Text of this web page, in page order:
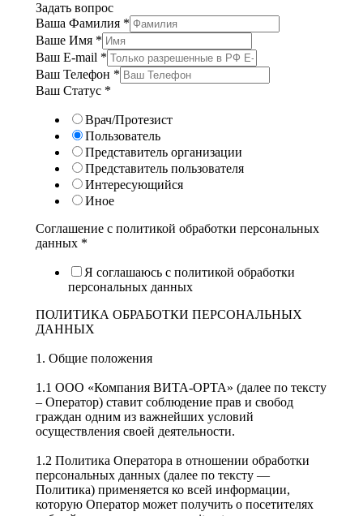
Задать вопрос
Ваша Фамилия *
Ваше Имя *
Ваш E-mail *
Ваш Телефон *
Ваш Статус *
Врач/Протезист
Пользователь
Представитель организации
Представитель пользователя
Интересующийся
Иное
Соглашение с политикой обработки персональных
данных *
Я соглашаюсь с политикой обработки
персональных данных
ПОЛИТИКА ОБРАБОТКИ ПЕРСОНАЛЬНЫХ
ДАННЫХ
1. Общие положения
1.1 ООО «Компания ВИТА-ОРТА» (далее по тексту
– Оператор) ставит соблюдение прав и свобод
граждан одним из важнейших условий
осуществления своей деятельности.
1.2 Политика Оператора в отношении обработки
персональных данных (далее по тексту —
Политика) применяется ко всей информации,
которую Оператор может получить о посетителях